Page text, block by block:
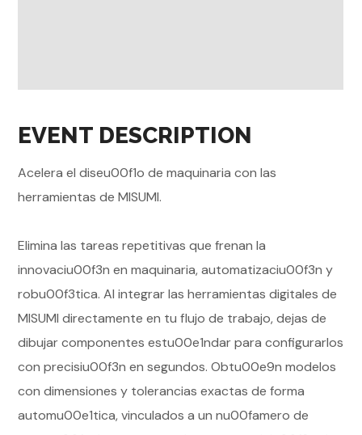
EVENT DESCRIPTION
Acelera el diseu00f1o de maquinaria con las
herramientas de MISUMI.
Elimina las tareas repetitivas que frenan la
innovaciu00f3n en maquinaria, automatizaciu00f3n y
robu00f3tica. Al integrar las herramientas digitales de
MISUMI directamente en tu flujo de trabajo, dejas de
dibujar componentes estu00e1ndar para configurarlos
con precisiu00f3n en segundos. Obtu00e9n modelos
con dimensiones y tolerancias exactas de forma
automu00e1tica, vinculados a un nu00famero de